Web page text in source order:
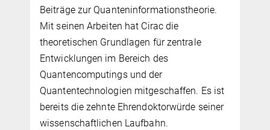
Beiträge zur Quanteninformationstheorie.
Mit seinen Arbeiten hat Cirac die
theoretischen Grundlagen für zentrale
Entwicklungen im Bereich des
Quantencomputings und der
Quantentechnologien mitgeschaffen. Es ist
bereits die zehnte Ehrendoktorwürde seiner
wissenschaftlichen Laufbahn.